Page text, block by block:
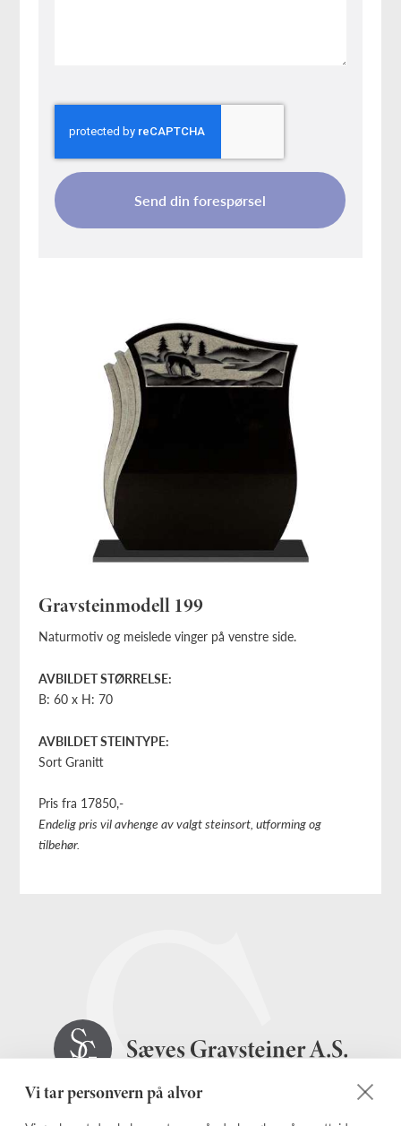
Vi tar personvern på alvor
Gravsteinmodell 199
Naturmotiv og meislede vinger på venstre side.
AVBILDET STØRRELSE:
B: 60 x H: 70
AVBILDET STEINTYPE:
Sort Granitt
Pris fra 17850,-
Endelig pris vil avhenge av valgt steinsort, utforming og
tilbehør.
Send din forespørsel